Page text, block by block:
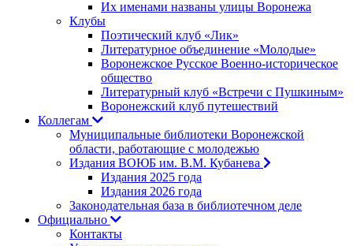
Их именами названы улицы Воронежа
Клубы
Поэтический клуб «Лик»
Литературное объединение «Молодые»
Воронежское Русское Военно-историческое
общество
Литературный клуб «Встречи с Пушкиным»
Воронежский клуб путешествий
Коллегам
Муниципальные библиотеки Воронежской
области, работающие с молодежью
Издания ВОЮБ им. В.М. Кубанева
Издания 2025 года
Издания 2026 года
Законодательная база в библиотечном деле
Официально
Контакты